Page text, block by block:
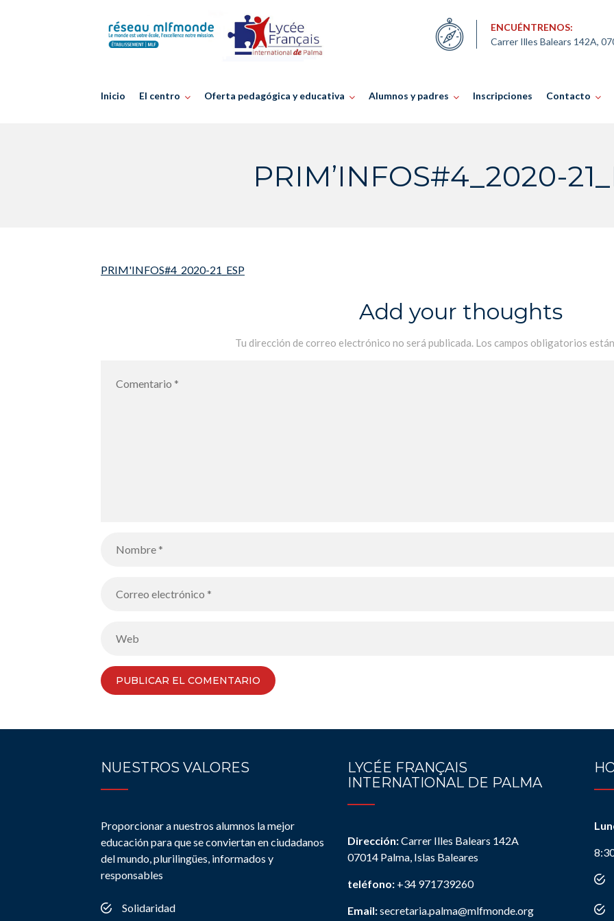
ENCUÉNTRENOS:
Carrer Illes Balears 142A,
Inicio El centro Oferta pedagógica y educativa Alumnos y padres Inscripciones Contacto
PRIM’INFOS#4_2020-
PRIM'INFOS#4_2020-21_ESP
Add your thoughts
Tu dirección de correo electrónico no será publicada. Los campos obligatorios
NUESTROS VALORES
Proporcionar a nuestros alumnos la mejor
educación para que se conviertan en ciudadanos
del mundo, plurilingües, informados y
responsables
Solidaridad
LYCÉE FRANÇAIS
INTERNATIONAL DE PALMA
Dirección:Carrer Illes Balears 142A
07014 Palma, Islas Baleares
teléfono: +34 971739260
Email:secretaria.palma@mlfmonde.org